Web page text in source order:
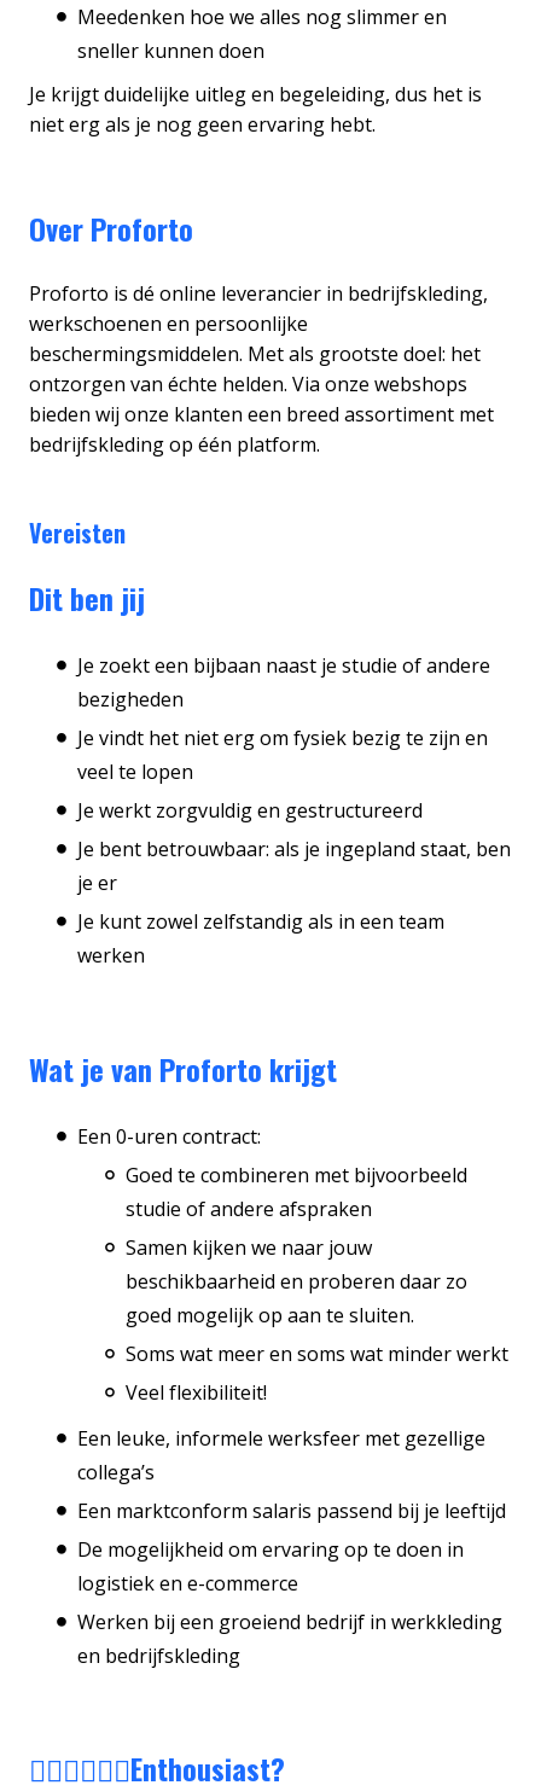
Meedenken hoe we alles nog slimmer en
sneller kunnen doen
Je krijgt duidelijke uitleg en begeleiding, dus het is
niet erg als je nog geen ervaring hebt.
Over Proforto
Proforto is dé online leverancier in bedrijfskleding,
werkschoenen en persoonlijke
beschermingsmiddelen. Met als grootste doel: het
ontzorgen van échte helden. Via onze webshops
bieden wij onze klanten een breed assortiment met
bedrijfskleding op één platform.
Vereisten
Dit ben jij
Je zoekt een bijbaan naast je studie of andere
bezigheden
Je vindt het niet erg om fysiek bezig te zijn en
veel te lopen
Je werkt zorgvuldig en gestructureerd
Je bent betrouwbaar: als je ingepland staat, ben
je er
Je kunt zowel zelfstandig als in een team
werken
Wat je van Proforto krijgt
Een 0-uren contract:
Goed te combineren met bijvoorbeeld
studie of andere afspraken
Samen kijken we naar jouw
beschikbaarheid en proberen daar zo
goed mogelijk op aan te sluiten.
Soms wat meer en soms wat minder werkt
Veel flexibiliteit!
Een leuke, informele werksfeer met gezellige
collega’s
Een marktconform salaris passend bij je leeftijd
De mogelijkheid om ervaring op te doen in
logistiek en e-commerce
Werken bij een groeiend bedrijf in werkkleding
en bedrijfskleding
🙋🏻‍♂️🙋🏼‍♀️Enthousiast?